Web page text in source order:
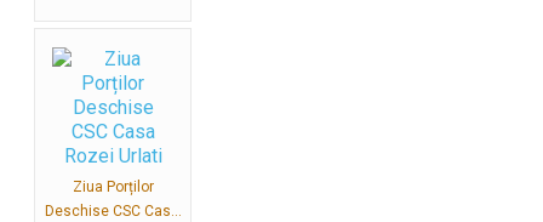
Ziua Porților
Deschise CSC Cas...